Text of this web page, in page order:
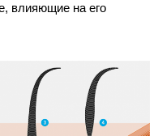
влияющие на его